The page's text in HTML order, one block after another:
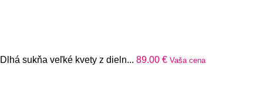
Dlhá sukňa veľké kvety z dieln... 89.00 € Vaša cena